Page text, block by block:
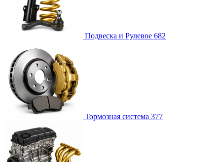
Подвеска и Рулевое 682
Тормозная система 377